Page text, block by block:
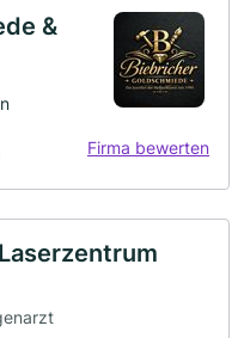
&
Firma bewerten